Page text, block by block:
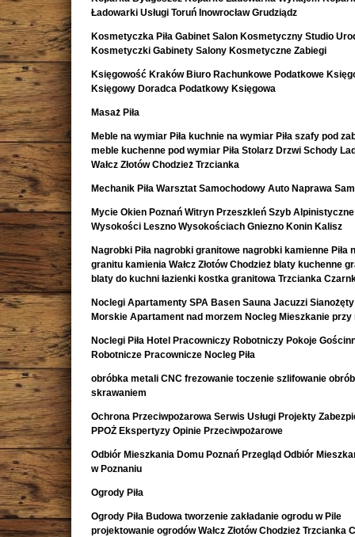
Ładowarki Usługi Toruń Inowrocław Grudziądz
Kosmetyczka Piła Gabinet Salon Kosmetyczny Studio
Kosmetyczki Gabinety Salony Kosmetyczne Zabiegi
Księgowość Kraków Biuro Rachunkowe Podatkowe
Księgowy Doradca Podatkowy Księgowa
Masaż Piła
Meble na wymiar Piła kuchnie na wymiar Piła szafy pod
meble kuchenne pod wymiar Piła Stolarz Drzwi Schody
Wałcz Złotów Chodzież Trzcianka
Mechanik Piła Warsztat Samochodowy Auto Naprawa
Mycie Okien Poznań Witryn Przeszkleń Szyb
Wysokości Leszno Wysokościach Gniezno Konin Kalisz
Nagrobki Piła nagrobki granitowe nagrobki kamienne Piła
granitu kamienia Wałcz Złotów Chodzież blaty kuchenne
blaty do kuchni łazienki kostka granitowa Trzcianka
Noclegi Apartamenty SPA Basen Sauna Jacuzzi
Morskie Apartament nad morzem Nocleg Mieszkanie przy
Noclegi Piła Hotel Pracowniczy Robotniczy Pokoje
Robotnicze Pracownicze Nocleg Piła
obróbka metali CNC frezowanie toczenie szlifowanie
skrawaniem
Ochrona Przeciwpożarowa Serwis Usługi Projekty
PPOŻ Ekspertyzy Opinie Przeciwpożarowe
Odbiór Mieszkania Domu Poznań Przegląd Odbiór
w Poznaniu
Ogrody Piła
Ogrody Piła Budowa tworzenie zakładanie ogrodu w Pile
projektowanie ogrodów Wałcz Złotów Chodzież Trzcianka